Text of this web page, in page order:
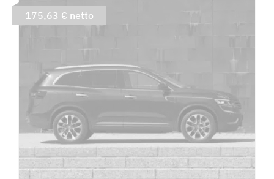
175,63 € netto